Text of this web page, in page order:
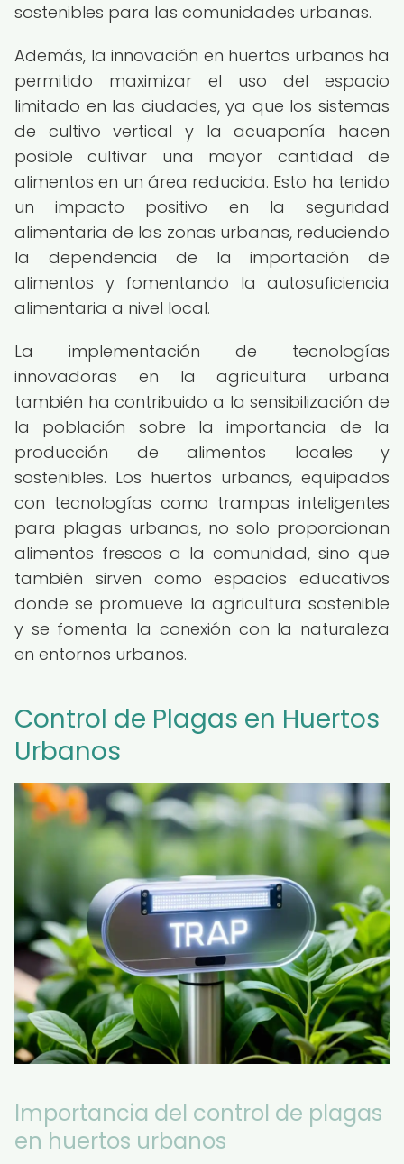
sostenibles para las comunidades urbanas.
Además, la innovación en huertos urbanos ha
permitido maximizar el uso del espacio
limitado en las ciudades, ya que los sistemas
de cultivo vertical y la acuaponía hacen
posible cultivar una mayor cantidad de
alimentos en un área reducida. Esto ha tenido
un impacto positivo en la seguridad
alimentaria de las zonas urbanas, reduciendo
la dependencia de la importación de
alimentos y fomentando la autosuficiencia
alimentaria a nivel local.
La implementación de tecnologías
innovadoras en la agricultura urbana
también ha contribuido a la sensibilización de
la población sobre la importancia de la
producción de alimentos locales y
sostenibles. Los huertos urbanos, equipados
con tecnologías como trampas inteligentes
para plagas urbanas, no solo proporcionan
alimentos frescos a la comunidad, sino que
también sirven como espacios educativos
donde se promueve la agricultura sostenible
y se fomenta la conexión con la naturaleza
en entornos urbanos.
Control de Plagas en Huertos
Urbanos
Importancia del control de plagas
en huertos urbanos